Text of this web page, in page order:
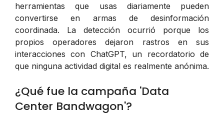
herramientas que usas diariamente pueden
convertirse en armas de desinformación
coordinada. La detección ocurrió porque los
propios operadores dejaron rastros en sus
interacciones con ChatGPT, un recordatorio de
que ninguna actividad digital es realmente anónima.
¿Qué fue la campaña 'Data
Center Bandwagon'?